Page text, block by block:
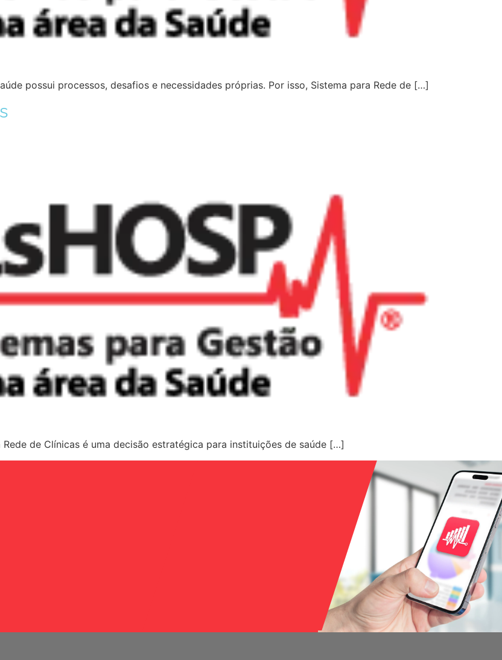
possui processos, desafios e necessidades próprias. Por isso, Sistema para Rede de […]
de Clínicas é uma decisão estratégica para instituições de saúde […]